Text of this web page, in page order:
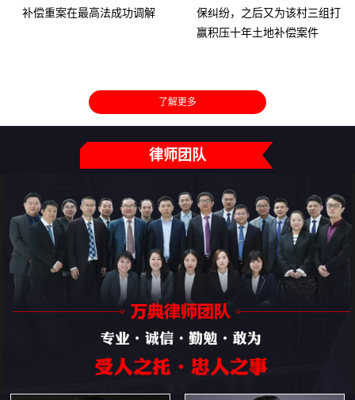
补偿重案在最高法成功调解
保纠纷，之后又为该村三组打
赢积压十年土地补偿案件
了解更多
律师团队